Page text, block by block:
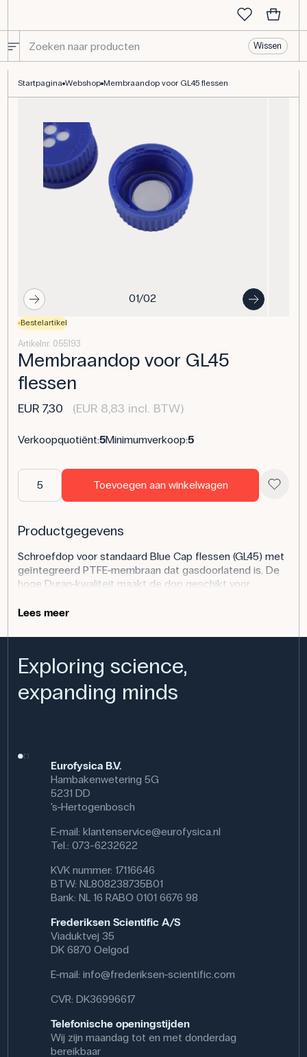
Wissen
Startpagina Webshop Membraandop voor GL45 flessen
01/02
Bestelartikel
Artikelnr. 055193
Membraandop voor GL45
flessen
EUR 7,30 (EUR 8,83 incl. BTW)
Verkoopquotiënt:5Minimumverkoop:5
Toevoegen aan winkelwagen
Productgegevens
Schroefdop voor standaard Blue Cap flessen (GL45) met
geïntegreerd PTFE-membraan dat gasdoorlatend is. De
hoge Duran-kwaliteit maakt de dop geschikt voor
gas kan ontstaan, zoals waterstofperoxide.
Toepassing van het product
De dop wordt gebruikt in onderwijs- en
onderzoekslaboratoria waar drukopbouw in flessen moet
worden vermeden, maar waar toch een goede afdichting
tegen vloeistoffen nodig is. Hij is ideaal voor het veilig
Specificaties
Kleur: Blauw
Lees meer
Exploring science,
expanding minds
Eurofysica B.V.
Hambakenwetering 5G
5231 DD
's-Hertogenbosch
E-mail:klantenservice@eurofysica.nl
Tel.: 073-6232622
KVK nummer: 17116646
BTW: NL808238735B01
Bank: NL 16 RABO 0101 6676 98
Frederiksen Scientific A/S
Viaduktvej 35
DK 6870 Oelgod
E-mail:info@frederiksen-scientific.com
CVR: DK36996617
Telefonische openingstijden
Wij zijn maandag tot en met donderdag
bereikbaar